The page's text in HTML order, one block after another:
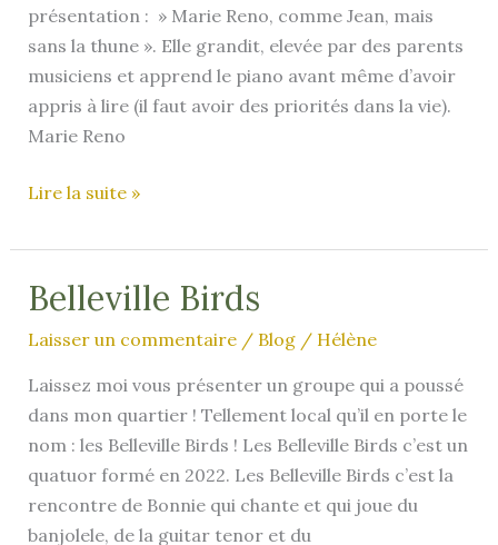
présentation : » Marie Reno, comme Jean, mais
sans la thune ». Elle grandit, elevée par des parents
musiciens et apprend le piano avant même d’avoir
appris à lire (il faut avoir des priorités dans la vie).
Marie Reno
Marie
Lire la suite »
Belleville Birds
Laisser un commentaire / Blog/ Hélène
Laissez moi vous présenter un groupe qui a poussé
dans mon quartier ! Tellement local qu’il en porte le
nom : les Belleville Birds ! Les Belleville Birds c’est un
quatuor formé en 2022. Les Belleville Birds c’est la
rencontre de Bonnie qui chante et qui joue du
banjolele, de la guitar tenor et du